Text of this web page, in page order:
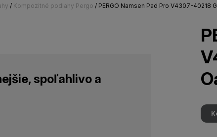
/ Kompozitné podlahy Pergo / PERGO Namsen Pad Pro V4307-40218
spoľahlivo a